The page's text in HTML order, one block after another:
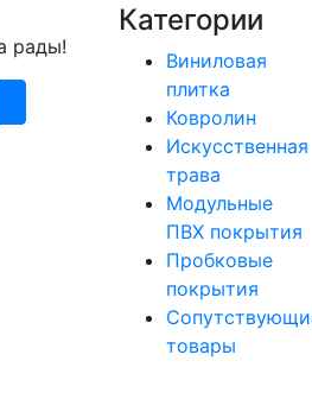
рады!
Категории
Виниловая
плитка
Ковролин
Искусственная
трава
Модульные
ПВХ покрытия
Пробковые
покрытия
товары